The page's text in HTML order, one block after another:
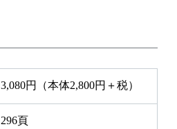
3,080円（本体2,800円＋税）
296頁